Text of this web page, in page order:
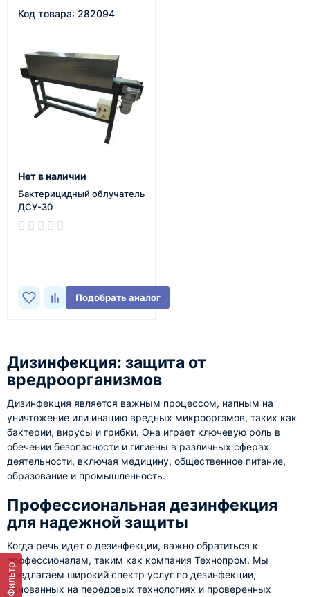
Фильтр
Код товара: 282094
Нет в наличии
Бактерицидный облучатель
ДСУ-30
Подобрать аналог
Дизинфекция: защита от
вредроорганизмов
Дизинфекция является важным процессом, напным на
уничтожение или инацию вредных микрооргзмов, таких как
бактерии, вирусы и грибки. Она играет ключевую роль в
обечении безопасности и гигиены в различных сферах
деятельности, включая медицину, общественное питание,
образование и промышленность.
Профессиональная дезинфекция
для надежной защиты
Когда речь идет о дезинфекции, важно обратиться к
профессионалам, таким как компания Технопром. Мы
предлагаем широкий спектр услуг по дезинфекции,
основанных на передовых технологиях и проверенных